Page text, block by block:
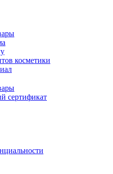
косметики
сертификат